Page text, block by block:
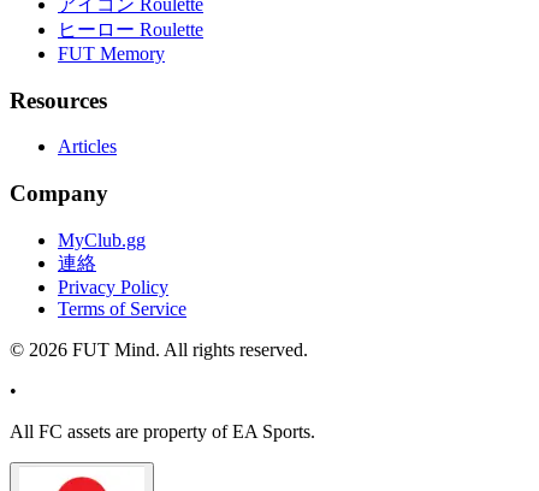
ヒーロー Roulette
FUT Memory
Resources
Articles
Company
MyClub.gg
連絡
Privacy Policy
Terms of Service
© 2026 FUT Mind. All rights reserved.
•
All FC assets are property of EA Sports.